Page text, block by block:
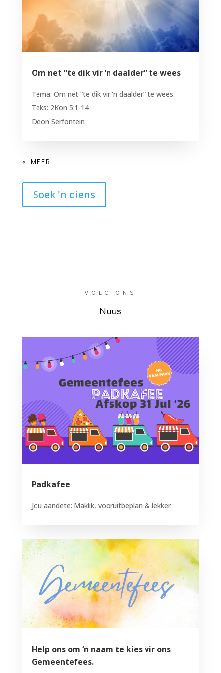
Om net “te dik vir ‘n daalder” te wees
Tema: Om net “te dik vir ‘n daalder” te wees.
Teks: 2Kon 5:1-14
Deon Serfontein
Soek 'n diens
VOLG ONS
Nuus
Padkafee
Jou aandete: Maklik, vooruitbeplan & lekker
Help ons om ‘n naam te kies vir ons
Gemeentefees.